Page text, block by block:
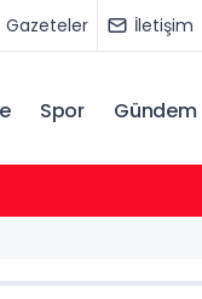
Gazeteler İletişim
Spor Gündem